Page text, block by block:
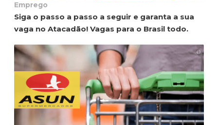
Emprego
Siga o passo a passo a seguir e garanta a sua
vaga no Atacadão! Vagas para o Brasil todo.